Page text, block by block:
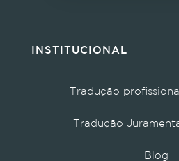
INSTITUCIONAL
Tradução
Tradução
Blog